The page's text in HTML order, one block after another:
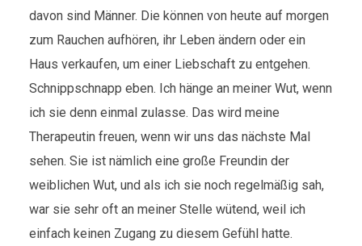
davon sind Männer. Die können von heute auf morgen
zum Rauchen aufhören, ihr Leben ändern oder ein
Haus verkaufen, um einer Liebschaft zu entgehen.
Schnippschnapp eben. Ich hänge an meiner Wut, wenn
ich sie denn einmal zulasse. Das wird meine
Therapeutin freuen, wenn wir uns das nächste Mal
sehen. Sie ist nämlich eine große Freundin der
weiblichen Wut, und als ich sie noch regelmäßig sah,
war sie sehr oft an meiner Stelle wütend, weil ich
einfach keinen Zugang zu diesem Gefühl hatte.